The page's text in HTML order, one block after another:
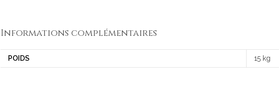
Informations complémentaires
POIDS 15 kg